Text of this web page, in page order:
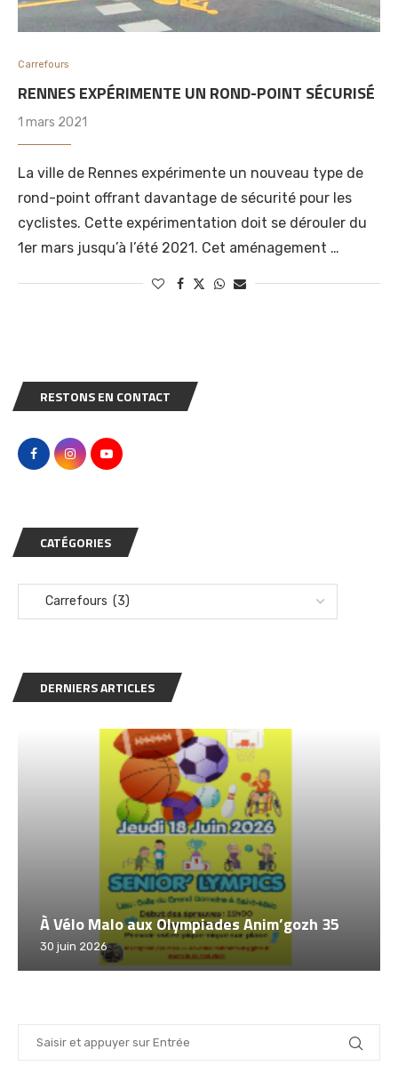
Carrefours
RENNES EXPÉRIMENTE UN ROND-POINT SÉCURISÉ
1 mars 2021
La ville de Rennes expérimente un nouveau type de
rond-point offrant davantage de sécurité pour les
cyclistes. Cette expérimentation doit se dérouler du
1er mars jusqu’à l’été 2021. Cet aménagement …
RESTONS EN CONTACT
CATÉGORIES
DERNIERS ARTICLES
Challenge Tout à Vélo 2026 – Saint Malo
12 juin 2026